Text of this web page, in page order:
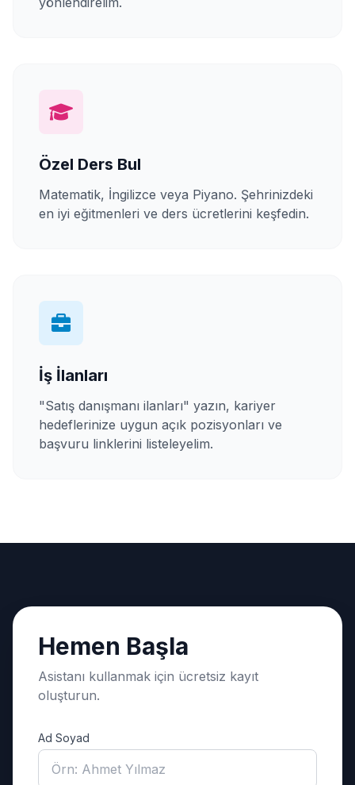
Özel Ders Bul
Matematik, İngilizce veya Piyano. Şehrinizdeki
en iyi eğitmenleri ve ders ücretlerini keşfedin.
İş İlanları
"Satış danışmanı ilanları" yazın, kariyer
hedeflerinize uygun açık pozisyonları ve
başvuru linklerini listeleyelim.
Hemen Başla
Asistanı kullanmak için ücretsiz kayıt
oluşturun.
Ad Soyad